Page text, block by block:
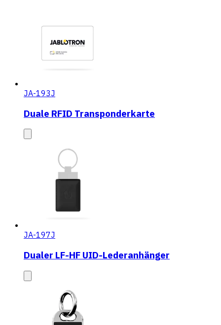
JA-193J
Duale RFID Transponderkarte
JA-197J
Dualer LF-HF UID-Lederanhänger